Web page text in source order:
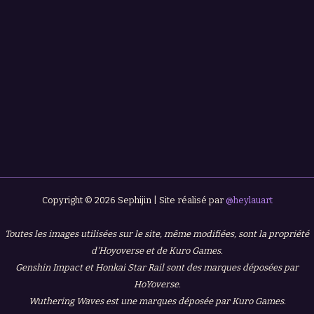
Copyright © 2026 Sephijin | Site réalisé par @heylauart
Toutes les images utilisées sur le site, même modifiées, sont la propriété
d'Hoyoverse et de Kuro Games.
Genshin Impact et Honkai Star Rail sont des marques déposées par
HoYoverse.
Wuthering Waves est une marques déposée par Kuro Games.